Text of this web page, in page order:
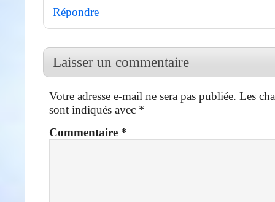
Répondre
Laisser un commentaire
Votre adresse e-mail ne sera pas publiée. Les
sont indiqués avec *
Commentaire *